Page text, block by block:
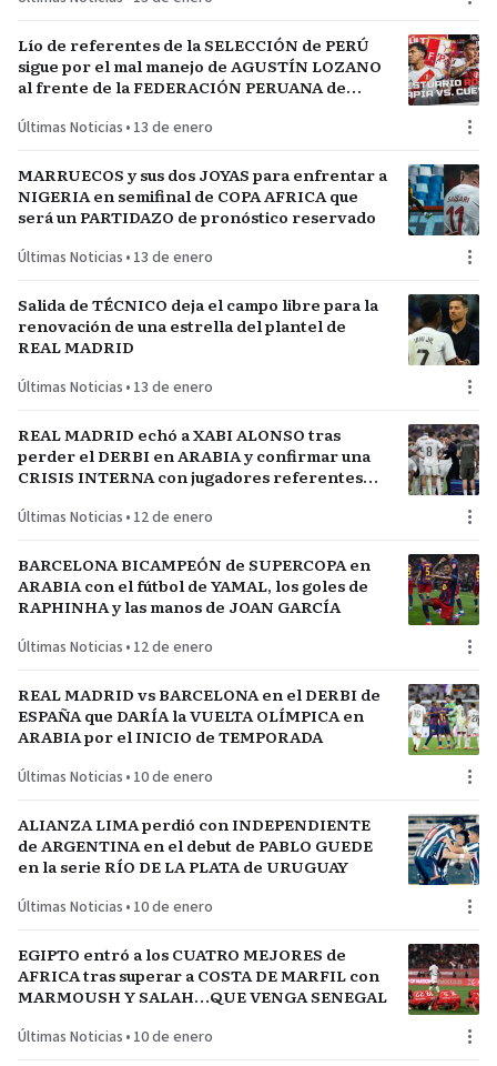
Lío de referentes de la SELECCIÓN de PERÚ
sigue por el mal manejo de AGUSTÍN LOZANO
al frente de la FEDERACIÓN PERUANA de
Últimas Noticias • 13 de enero
MARRUECOS y sus dos JOYAS para enfrentar a
NIGERIA en semifinal de COPA AFRICA que
será un PARTIDAZO de pronóstico reservado
Últimas Noticias • 13 de enero
Salida de TÉCNICO deja el campo libre para la
renovación de una estrella del plantel de
REAL MADRID
Últimas Noticias • 13 de enero
REAL MADRID echó a XABI ALONSO tras
perder el DERBI en ARABIA y confirmar una
CRISIS INTERNA con jugadores referentes
Últimas Noticias • 12 de enero
BARCELONA BICAMPEÓN de SUPERCOPA en
ARABIA con el fútbol de YAMAL, los goles de
RAPHINHA y las manos de JOAN GARCÍA
Últimas Noticias • 12 de enero
REAL MADRID vs BARCELONA en el DERBI de
ESPAÑA que DARÍA la VUELTA OLÍMPICA en
ARABIA por el INICIO de TEMPORADA
Últimas Noticias • 10 de enero
ALIANZA LIMA perdió con INDEPENDIENTE
de ARGENTINA en el debut de PABLO GUEDE
en la serie RÍO DE LA PLATA de URUGUAY
Últimas Noticias • 10 de enero
EGIPTO entró a los CUATRO MEJORES de
AFRICA tras superar a COSTA DE MARFIL con
MARMOUSH Y SALAH…QUE VENGA SENEGAL
Últimas Noticias • 10 de enero